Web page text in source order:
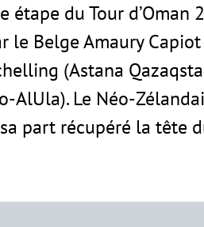
étape du Tour d’Oman
le Belge Amaury
(Astana
AlUla). Le Néo-
part récupéré la tête